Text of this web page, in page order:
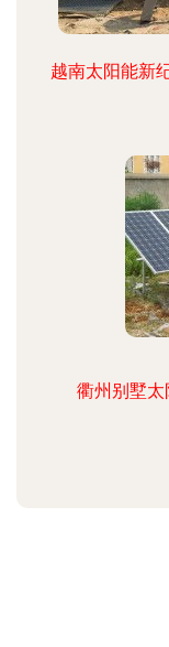
越南太阳能新
衢州别墅